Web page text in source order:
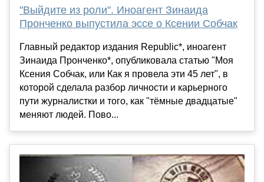
"Выйдите из роли". Иноагент Зинаида
Пронченко выпустила эссе о Ксении Собчак
Главный редактор издания Republic*, иноагент
Зинаида Пронченко*, опубликовала статью "Моя
Ксения Собчак, или Как я провела эти 45 лет", в
которой сделала разбор личности и карьерного
пути журналистки и того, как "тёмные двадцатые"
меняют людей. Пово...